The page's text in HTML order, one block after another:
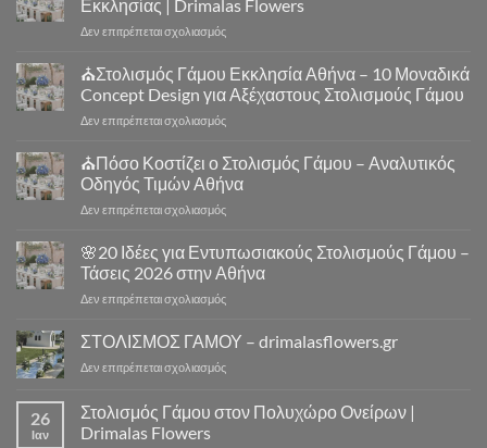
Εκκλησίας | Drimalas Flowers
Δεν επιτρέπεται σχολιασμόςστο
Γάμου
Αθήνα
–
Στολισμός
Εκκλησίας
|
Flowers
⛪Στολισμός Γάμου Εκκλησία Αθήνα – 10 Μοναδικά
Concept Design για Αξέχαστους Στολισμούς Γάμου
Δεν επιτρέπεται σχολιασμόςστο
Στολισμός
Γάμου
Εκκλησία
Αθήνα
10
Μοναδικά
Concept
Design
Αξέχαστους
Γάμου
⛪Πόσο Κοστίζει ο Στολισμός Γάμου – Αναλυτικός
Οδηγός Τιμών Αθήνα
Δεν επιτρέπεται σχολιασμόςστο
Κοστίζει
ο
Στολισμός
–
Οδηγός
Αθήνα
🌸20 Ιδέες για Εντυπωσιακούς Στολισμούς Γάμου –
Τάσεις 2026 στην Αθήνα
Δεν επιτρέπεται σχολιασμόςστο
20
Ιδέες
για
Στολισμούς
ΣΤΟΛΙΣΜΟΣ ΓΑΜΟΥ – drimalasflowers.gr
Δεν επιτρέπεται σχολιασμόςστο
ΓΑΜΟΥ
–
26
Ιαν
Στολισμός Γάμου στον Πολυχώρο Ονείρων |
Drimalas Flowers